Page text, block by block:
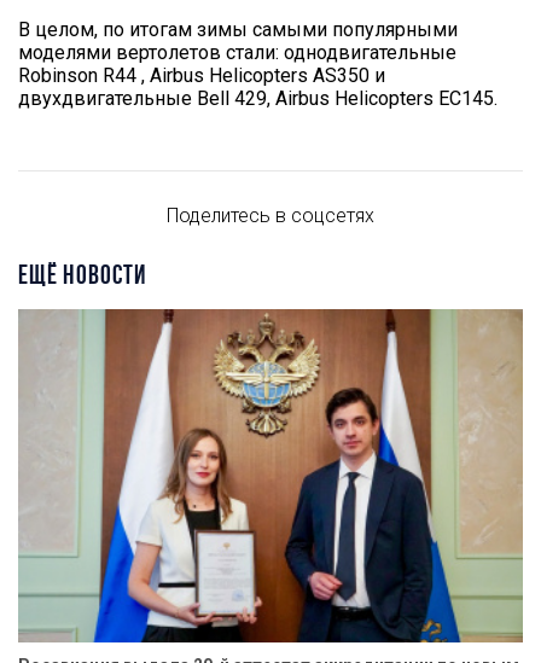
В целом, по итогам зимы самыми популярными
моделями вертолетов стали: однодвигательные
Robinson R44 , Airbus Helicopters AS350 и
двухдвигательные Bell 429, Airbus Helicopters EC145.
Поделитесь в соцсетях
ЕЩЁ НОВОСТИ